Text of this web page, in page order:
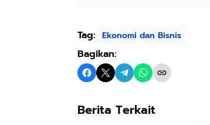
Tag: Ekonomi dan Bisnis
Bagikan:
Berita Terkait